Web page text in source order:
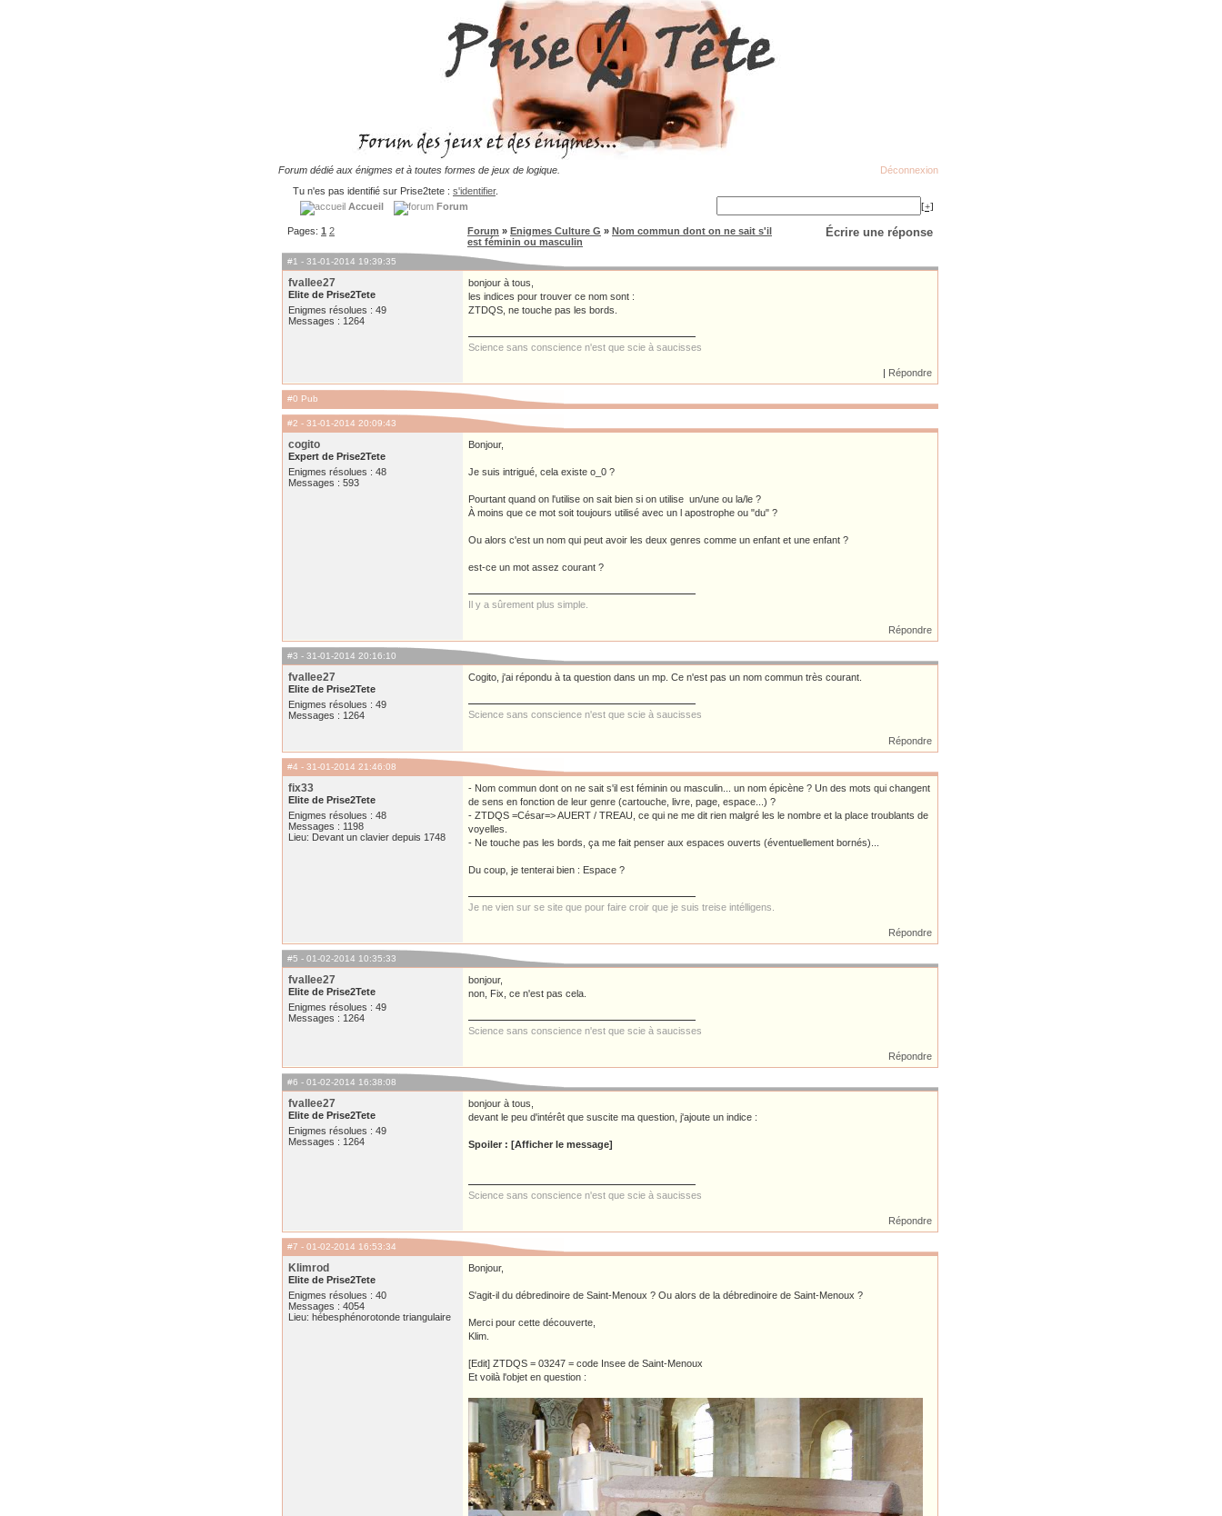
Forum dédié aux énigmes et à toutes formes de jeux de logique.
Déconnexion
Tu n'es pas identifié sur Prise2tete : s'identifier.
Accueil
Forum [+]
Pages: 1 2 Écrire une réponse
Forum » Enigmes Culture G » Nom commun dont on ne sait s'il
est féminin ou masculin
#1 - 31-01-2014 19:39:35
fvallee27
Elite de Prise2Tete
Enigmes résolues : 49
Messages : 1264
bonjour à tous,
les indices pour trouver ce nom sont :
ZTDQS, ne touche pas les bords.
Science sans conscience n'est que scie à saucisses
| Répondre
#0 Pub
#2 - 31-01-2014 20:09:43
cogito
Expert de Prise2Tete
Enigmes résolues : 48
Messages : 593
Bonjour,
Je suis intrigué, cela existe o_0 ?
Pourtant quand on l'utilise on sait bien si on utilise un/une ou la/le ?
À moins que ce mot soit toujours utilisé avec un l apostrophe ou "du" ?
Ou alors c'est un nom qui peut avoir les deux genres comme un enfant et une enfant ?
est-ce un mot assez courant ?
Il y a sûrement plus simple.
Répondre
#3 - 31-01-2014 20:16:10
fvallee27
Elite de Prise2Tete
Enigmes résolues : 49
Messages : 1264
Cogito, j'ai répondu à ta question dans un mp. Ce n'est pas un nom commun très courant.
Science sans conscience n'est que scie à saucisses
Répondre
#4 - 31-01-2014 21:46:08
fix33
Elite de Prise2Tete
Enigmes résolues : 48
Messages : 1198
Lieu: Devant un clavier depuis 1748
- Nom commun dont on ne sait s'il est féminin ou masculin... un nom épicène ? Un des mots qui changent
de sens en fonction de leur genre (cartouche, livre, page, espace...) ?
- ZTDQS =César=> AUERT / TREAU, ce qui ne me dit rien malgré les le nombre et la place troublants de
voyelles.
- Ne touche pas les bords, ça me fait penser aux espaces ouverts (éventuellement bornés)...
Du coup, je tenterai bien : Espace ?
Je ne vien sur se site que pour faire croir que je suis treise intélligens.
Répondre
#5 - 01-02-2014 10:35:33
fvallee27
Elite de Prise2Tete
Enigmes résolues : 49
Messages : 1264
bonjour,
non, Fix, ce n'est pas cela.
Science sans conscience n'est que scie à saucisses
Répondre
#6 - 01-02-2014 16:38:08
fvallee27
Elite de Prise2Tete
Enigmes résolues : 49
Messages : 1264
bonjour à tous,
devant le peu d'intérêt que suscite ma question, j'ajoute un indice :
Spoiler : [Afficher le message]
Science sans conscience n'est que scie à saucisses
Répondre
#7 - 01-02-2014 16:53:34
Klimrod
Elite de Prise2Tete
Enigmes résolues : 40
Messages : 4054
Lieu: hébesphénorotonde triangulaire
Bonjour,
S'agit-il du débredinoire de Saint-Menoux ? Ou alors de la débredinoire de Saint-Menoux ?
Merci pour cette découverte,
Klim.
[Edit] ZTDQS = 03247 = code Insee de Saint-Menoux
Et voilà l'objet en question :